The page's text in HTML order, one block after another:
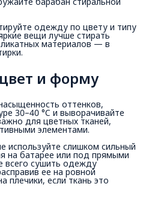
одежду по цвету и типу
вещи лучше стирать
материалов — в
и форму
оттенков,
30–40 °C и выворачивайте
для цветных тканей,
элементами.
используйте слишком сильный
на батарее или под прямыми
всего сушить одежду
ее на ровной
плечики, если ткань это